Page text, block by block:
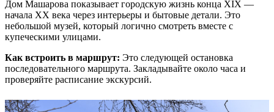
Дом Машарова показывает городскую жизнь конца XIX —
начала XX века через интерьеры и бытовые детали. Это
небольшой музей, который логично смотреть вместе с
купеческими улицами.
Как встроить в маршрут: Это следующей остановка
последовательного маршрута. Закладывайте около часа и
проверяйте расписание экскурсий.